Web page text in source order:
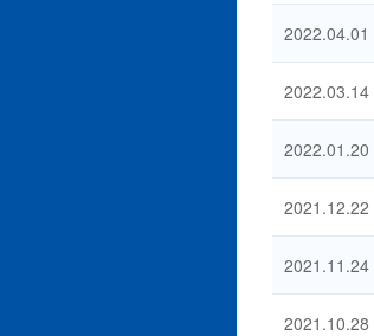
2022.04.01
2022.03.14
2022.01.20
2021.12.22
2021.11.24
2021.10.28